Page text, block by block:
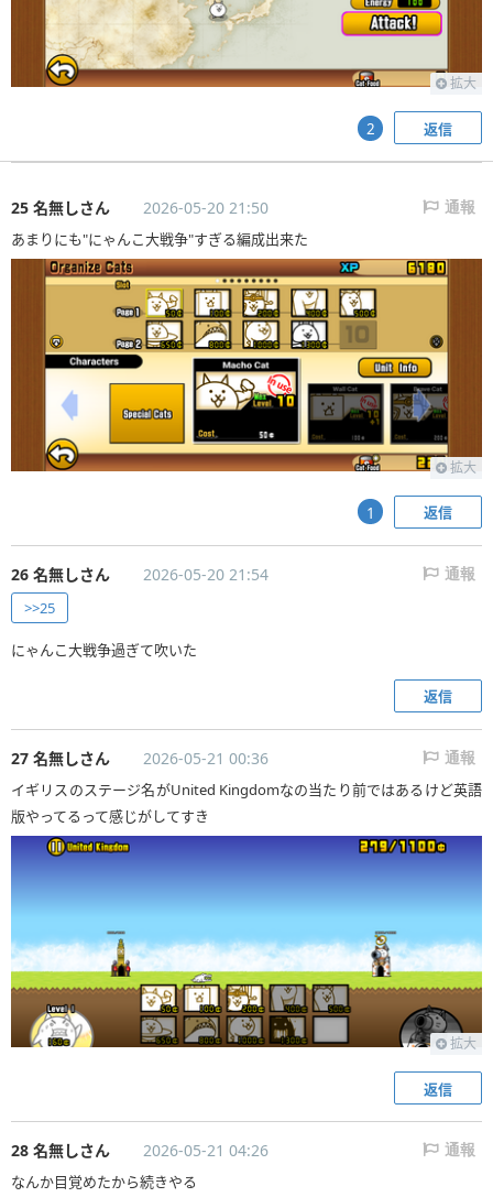
拡大
返信
2
25 名無しさん 2026-05-20 21:50 通報
あまりにも"にゃんこ大戦争"すぎる編成出来た
拡大
返信
1
26 名無しさん 2026-05-20 21:54 通報
>>25
にゃんこ大戦争過ぎて吹いた
返信
27 名無しさん 2026-05-21 00:36 通報
イギリスのステージ名がUnited Kingdomなの当たり前ではあるけど英語
版やってるって感じがしてすき
拡大
返信
28 名無しさん 2026-05-21 04:26 通報
なんか目覚めたから続きやる